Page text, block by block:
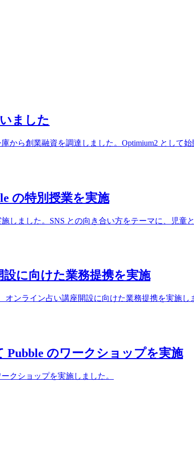
ました
から創業融資を調達しました。Optimium2 として
の特別授業を実施
しました。SNS との向き合い方をテーマに、児童
に向けた業務提携を実施
ンライン占い講座開設に向けた業務提携を実施し
のワークショップを実施
クショップを実施しました。